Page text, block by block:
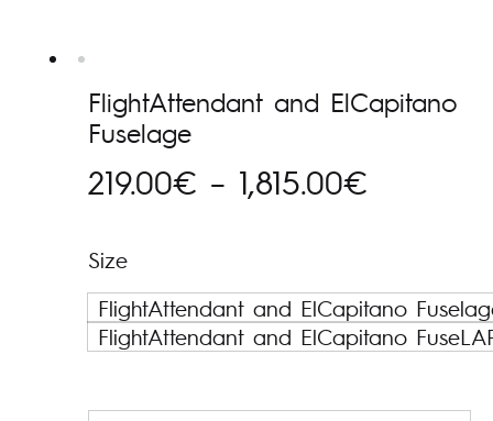
FlightAttendant and ElCapitano
Fuselage
219.00€ – 1,815.00€
kuni
Size
FlightAttendant and ElCapitano
FlightAttendant and ElCapitano